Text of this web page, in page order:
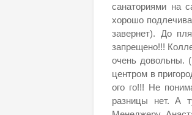
санаториями на
хорошо
завернет). До
запрещено!!!
очень довольны.
центром в
ого го!!! Не
разницы нет. А